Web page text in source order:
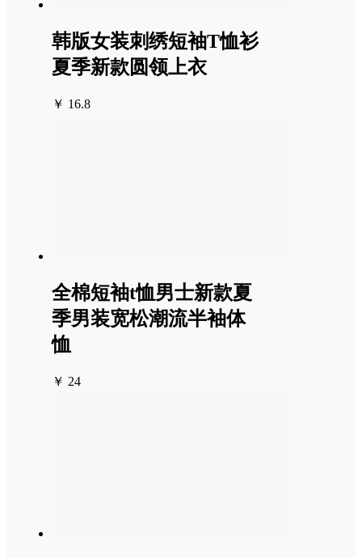
韩版女装刺绣短袖T恤衫
夏季新款圆领上衣
￥ 16.8
全棉短袖t恤男士新款夏
季男装宽松潮流半袖体
恤
￥ 24